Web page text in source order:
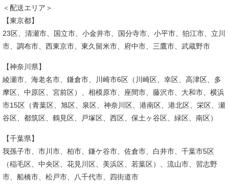
＜配送エリア＞
【東京都】
23区、清瀬市、国立市、小金井市、国分寺市、小平市、狛江市、立川
市、調布市、西東京市、東久留米市、府中市、三鷹市、武蔵野市
【神奈川県】
綾瀬市、海老名市、鎌倉市、川崎市6区（川崎区、幸区、高津区、多
摩区、中原区、宮前区）、相模原市、座間市、藤沢市、大和市、横浜
市15区（青葉区、旭区、泉区、神奈川区、港南区、港北区、栄区、瀬
谷区、都筑区、鶴見区、戸塚区、西区、保土ヶ谷区、緑区、南区）
【千葉県】
我孫子市、市川市、柏市、鎌ケ谷市、佐倉市、白井市、千葉市5区
（稲毛区、中央区、花見川区、美浜区、若葉区）、流山市、習志野
市、船橋市、松戸市、八千代市、四街道市